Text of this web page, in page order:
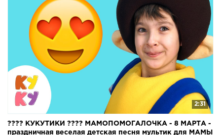
2:31
???? КУКУТИКИ ???? МАМОПОМОГАЛОЧКА - 8 МАРТА -
праздничная веселая детская песня мультик для МАМЫ